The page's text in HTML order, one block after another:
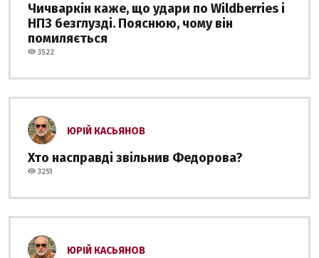
Чичваркін каже, що удари по Wildberries і
НПЗ безглузді. Пояснюю, чому він
помиляється
3522
ЮРІЙ КАСЬЯНОВ
Хто насправді звільнив Федорова?
3251
ЮРІЙ КАСЬЯНОВ